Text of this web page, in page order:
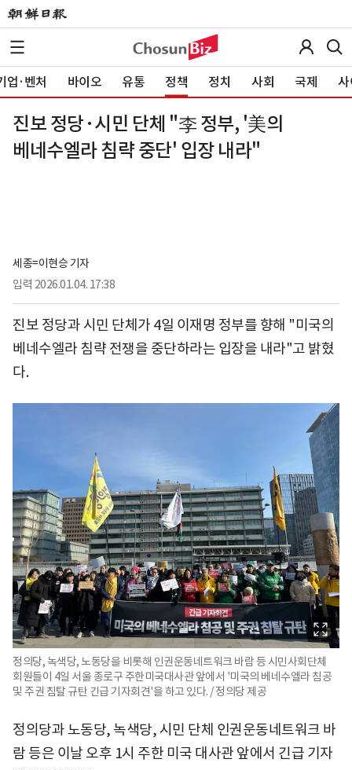
업·벤처 바이오 유통 정책 정치 사회 국제 사
진보 정당·시민 단체 "李 정부, '美의
베네수엘라 침략 중단' 입장 내라"
세종=이현승 기자
입력 2026.01.04. 17:38
진보 정당과 시민 단체가 4일 이재명 정부를 향해 "미국의
베네수엘라 침략 전쟁을 중단하라는 입장을 내라"고 밝혔
다.
정의당, 녹색당, 노동당을 비롯해 인권운동네트워크 바람 등 시민사회단체
회원들이 4일 서울 종로구 주한미국대사관 앞에서 '미국의 베네수엘라 침공
및 주권 침탈 규탄 긴급 기자회견'을 하고 있다. / 정의당 제공
정의당과 노동당, 녹색당, 시민 단체 인권운동네트워크 바
람 등은 이날 오후 1시 주한 미국 대사관 앞에서 긴급 기자